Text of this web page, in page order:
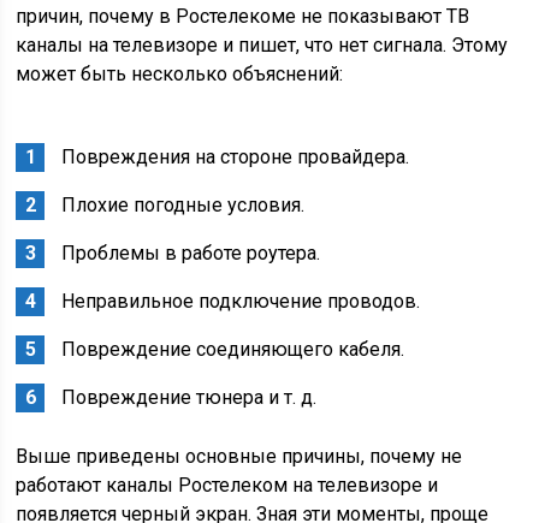
причин, почему в Ростелекоме не показывают ТВ
каналы на телевизоре и пишет, что нет сигнала. Этому
может быть несколько объяснений:
Повреждения на стороне провайдера.
Плохие погодные условия.
Проблемы в работе роутера.
Неправильное подключение проводов.
Повреждение соединяющего кабеля.
Повреждение тюнера и т. д.
Выше приведены основные причины, почему не
работают каналы Ростелеком на телевизоре и
появляется черный экран. Зная эти моменты, проще